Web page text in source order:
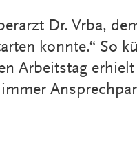
Dr. Vrba,
konnte.“ So
Arbeitstag